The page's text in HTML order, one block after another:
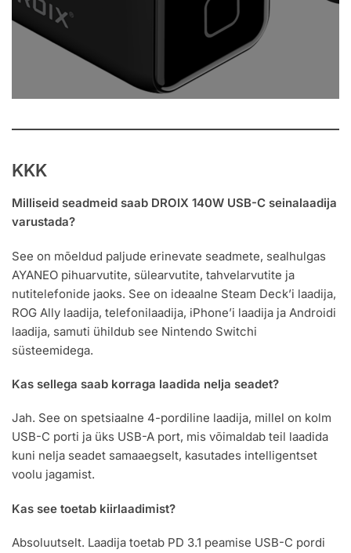
KKK
Milliseid seadmeid saab DROIX 140W USB-C seinalaadija
varustada?
See on mõeldud paljude erinevate seadmete, sealhulgas
AYANEO pihuarvutite, sülearvutite, tahvelarvutite ja
nutitelefonide jaoks. See on ideaalne Steam Deck’i laadija,
ROG Ally laadija, telefonilaadija, iPhone’i laadija ja Androidi
laadija, samuti ühildub see Nintendo Switchi
süsteemidega.
Kas sellega saab korraga laadida nelja seadet?
Jah. See on spetsiaalne 4-pordiline laadija, millel on kolm
USB-C porti ja üks USB-A port, mis võimaldab teil laadida
kuni nelja seadet samaaegselt, kasutades intelligentset
voolu jagamist.
Kas see toetab kiirlaadimist?
Absoluutselt. Laadija toetab PD 3.1 peamise USB-C pordi